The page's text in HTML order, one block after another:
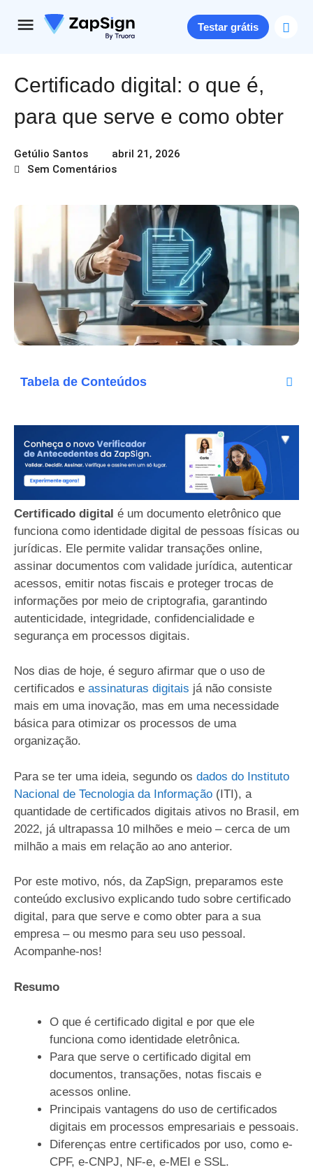
Testar grátis
Certificado digital: o que é,
para que serve e como obter
Getúlio Santos
abril 21, 2026
Sem Comentários
Tabela de Conteúdos
Certificado digital é um documento eletrônico que
funciona como identidade digital de pessoas físicas ou
jurídicas. Ele permite validar transações online,
assinar documentos com validade jurídica, autenticar
acessos, emitir notas fiscais e proteger trocas de
informações por meio de criptografia, garantindo
autenticidade, integridade, confidencialidade e
segurança em processos digitais.
Nos dias de hoje, é seguro afirmar que o uso de
certificados e assinaturas digitais já não consiste
mais em uma inovação, mas em uma necessidade
básica para otimizar os processos de uma
organização.
Para se ter uma ideia, segundo os dados do Instituto
Nacional de Tecnologia da Informação (ITI), a
quantidade de certificados digitais ativos no Brasil, em
2022, já ultrapassa 10 milhões e meio – cerca de um
milhão a mais em relação ao ano anterior.
Por este motivo, nós, da ZapSign, preparamos este
conteúdo exclusivo explicando tudo sobre certificado
digital, para que serve e como obter para a sua
empresa – ou mesmo para seu uso pessoal.
Acompanhe-nos!
Resumo
O que é certificado digital e por que ele
funciona como identidade eletrônica.
Para que serve o certificado digital em
documentos, transações, notas fiscais e
acessos online.
Principais vantagens do uso de certificados
digitais em processos empresariais e pessoais.
Diferenças entre certificados por uso, como e-
CPF, e-CNPJ, NF-e, e-MEI e SSL.